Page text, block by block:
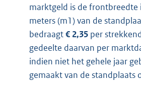
marktgeld is de frontbreedte
meters (m1) van de
bedraagt€ 2,35per
gedeelte daarvan per
indien niet het gehele jaar
gemaakt van de standplaats